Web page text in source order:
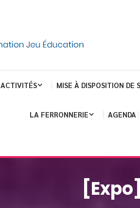
ACTIVITÉS MISE À DISPOSITION DE
LA FERRONNERIE AGENDA